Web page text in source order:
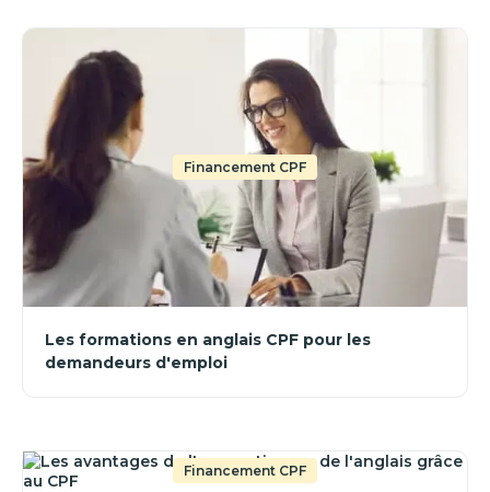
Financement CPF
Les formations en anglais CPF pour les
demandeurs d'emploi
Financement CPF